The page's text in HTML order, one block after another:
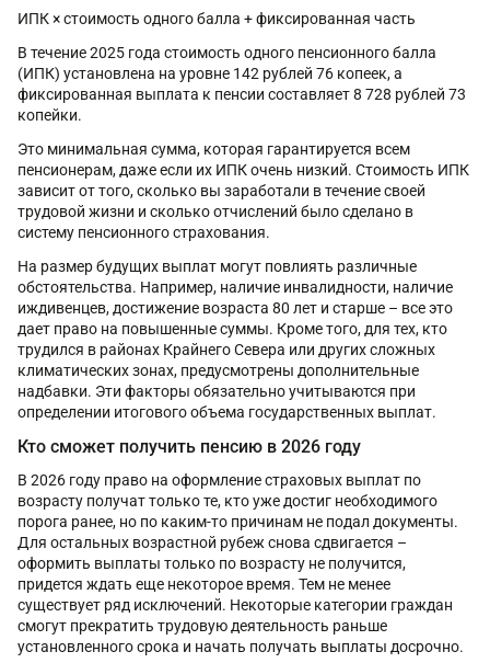
ИПК × стоимость одного балла + фиксированная часть
В течение 2025 года стоимость одного пенсионного балла
(ИПК) установлена на уровне 142 рублей 76 копеек, а
фиксированная выплата к пенсии составляет 8 728 рублей 73
копейки.
Это минимальная сумма, которая гарантируется всем
пенсионерам, даже если их ИПК очень низкий. Стоимость ИПК
зависит от того, сколько вы заработали в течение своей
трудовой жизни и сколько отчислений было сделано в
систему пенсионного страхования.
На размер будущих выплат могут повлиять различные
обстоятельства. Например, наличие инвалидности, наличие
иждивенцев, достижение возраста 80 лет и старше – все это
дает право на повышенные суммы. Кроме того, для тех, кто
трудился в районах Крайнего Севера или других сложных
климатических зонах, предусмотрены дополнительные
надбавки. Эти факторы обязательно учитываются при
определении итогового объема государственных выплат.
Кто сможет получить пенсию в 2026 году
В 2026 году право на оформление страховых выплат по
возрасту получат только те, кто уже достиг необходимого
порога ранее, но по каким-то причинам не подал документы.
Для остальных возрастной рубеж снова сдвигается –
оформить выплаты только по возрасту не получится,
придется ждать еще некоторое время. Тем не менее
существует ряд исключений. Некоторые категории граждан
смогут прекратить трудовую деятельность раньше
установленного срока и начать получать выплаты досрочно.